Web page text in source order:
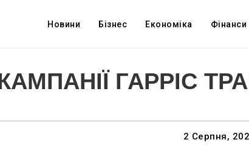
Новини Бізнес Економіка Фінанси
ГАРРІС
2 Серпня,